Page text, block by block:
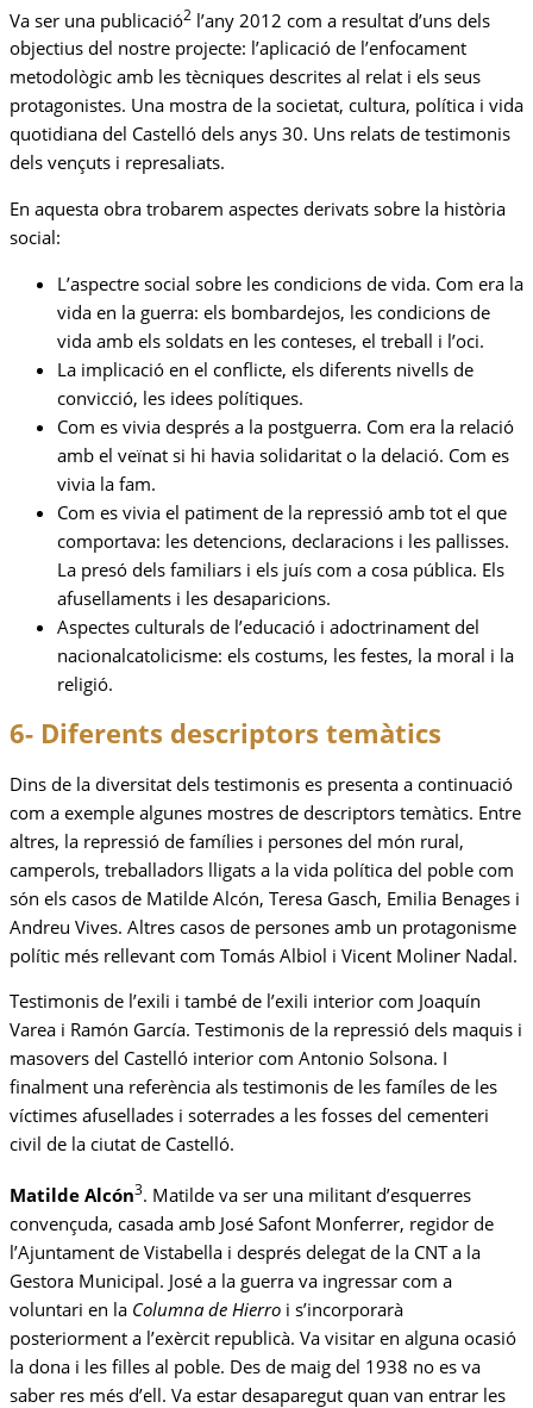
Va ser una publicació2 l’any 2012 com a resultat d’uns dels
objectius del nostre projecte: l’aplicació de l’enfocament
metodològic amb les tècniques descrites al relat i els seus
protagonistes. Una mostra de la societat, cultura, política i vida
quotidiana del Castelló dels anys 30. Uns relats de testimonis
dels vençuts i represaliats.
En aquesta obra trobarem aspectes derivats sobre la història
social:
L’aspectre social sobre les condicions de vida. Com era la
vida en la guerra: els bombardejos, les condicions de
vida amb els soldats en les conteses, el treball i l’oci.
La implicació en el conflicte, els diferents nivells de
convicció, les idees polítiques.
Com es vivia després a la postguerra. Com era la relació
amb el veïnat si hi havia solidaritat o la delació. Com es
vivia la fam.
Com es vivia el patiment de la repressió amb tot el que
comportava: les detencions, declaracions i les pallisses.
La presó dels familiars i els juís com a cosa pública. Els
afusellaments i les desaparicions.
Aspectes culturals de l’educació i adoctrinament del
nacionalcatolicisme: els costums, les festes, la moral i la
religió.
6- Diferents descriptors temàtics
Dins de la diversitat dels testimonis es presenta a continuació
com a exemple algunes mostres de descriptors temàtics. Entre
altres, la repressió de famílies i persones del món rural,
camperols, treballadors lligats a la vida política del poble com
són els casos de Matilde Alcón, Teresa Gasch, Emilia Benages i
Andreu Vives. Altres casos de persones amb un protagonisme
polític més rellevant com Tomás Albiol i Vicent Moliner Nadal.
Testimonis de l’exili i també de l’exili interior com Joaquín
Varea i Ramón García. Testimonis de la repressió dels maquis i
masovers del Castelló interior com Antonio Solsona. I
finalment una referència als testimonis de les famíles de les
víctimes afusellades i soterrades a les fosses del cementeri
civil de la ciutat de Castelló.
Matilde Alcón3. Matilde va ser una militant d’esquerres
convençuda, casada amb José Safont Monferrer, regidor de
l’Ajuntament de Vistabella i després delegat de la CNT a la
Gestora Municipal. José a la guerra va ingressar com a
voluntari en la Columna de Hierro i s’incorporarà
posteriorment a l’exèrcit republicà. Va visitar en alguna ocasió
la dona i les filles al poble. Des de maig del 1938 no es va
saber res més d’ell. Va estar desaparegut quan van entrar les